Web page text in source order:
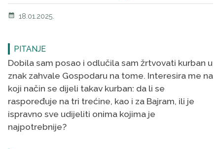
calendar_month 18.01.2025.
PITANJE
Dobila sam posao i odlučila sam žrtvovati kurban u
znak zahvale Gospodaru na tome. Interesira me na
koji način se dijeli takav kurban: da li se
raspoređuje na tri trećine, kao i za Bajram, ili je
ispravno sve udijeliti onima kojima je
najpotrebnije?